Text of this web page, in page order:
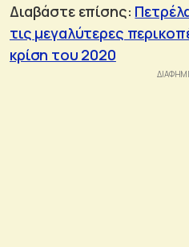
Διαβάστε επίσης:
τις μεγαλύτερες
κρίση του 2020